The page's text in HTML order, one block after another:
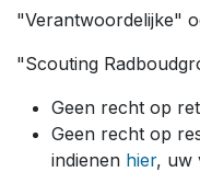
"Verantwoordelijke"
"Scouting
Geen recht op
Geen recht op
indienen hier, uw